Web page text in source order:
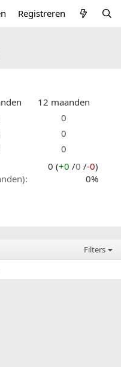
Registreren
12 maanden
0
0
0
0 (+0 /0 /-0)
0%
Filters